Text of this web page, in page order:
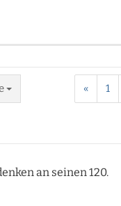
Passwort vergessen?
« 1
an seinen 120.